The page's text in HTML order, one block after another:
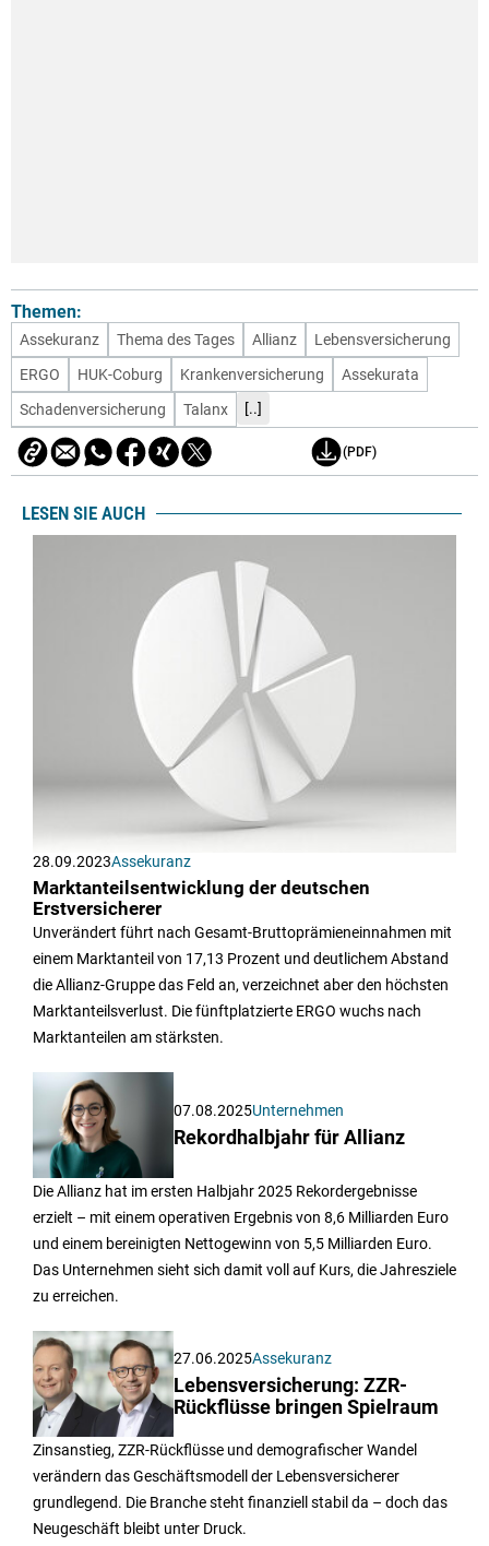
Themen:
Assekuranz Thema des Tages Allianz
Lebensversicherung
ERGO
HUK-Coburg Krankenversicherung
Assekurata
Schadenversicherung
Talanx [..]
(PDF)
LESEN SIE AUCH
28.09.2023Assekuranz
Marktanteilsentwicklung der deutschen
Erstversicherer
Unverändert führt nach Gesamt-Bruttoprämieneinnahmen mit
einem Marktanteil von 17,13 Prozent und deutlichem Abstand
die Allianz-Gruppe das Feld an, verzeichnet aber den höchsten
Marktanteilsverlust. Die fünftplatzierte ERGO wuchs nach
Marktanteilen am stärksten.
07.08.2025Unternehmen
Rekordhalbjahr für Allianz
Die Allianz hat im ersten Halbjahr 2025 Rekordergebnisse
erzielt – mit einem operativen Ergebnis von 8,6 Milliarden Euro
und einem bereinigten Nettogewinn von 5,5 Milliarden Euro.
Das Unternehmen sieht sich damit voll auf Kurs, die Jahresziele
zu erreichen.
27.06.2025Assekuranz
Lebensversicherung: ZZR-
Rückflüsse bringen Spielraum
Zinsanstieg, ZZR-Rückflüsse und demografischer Wandel
verändern das Geschäftsmodell der Lebensversicherer
grundlegend. Die Branche steht finanziell stabil da – doch das
Neugeschäft bleibt unter Druck.